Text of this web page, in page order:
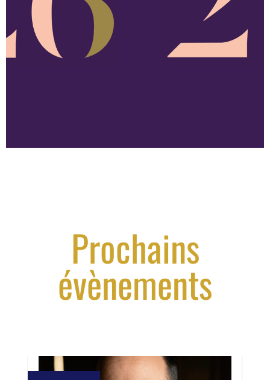
Prochains
évènements